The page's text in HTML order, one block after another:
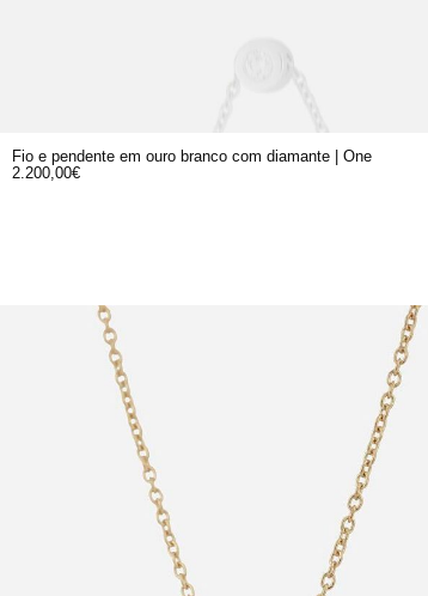
Fio e pendente em ouro branco com diamante | One
2.200,00€